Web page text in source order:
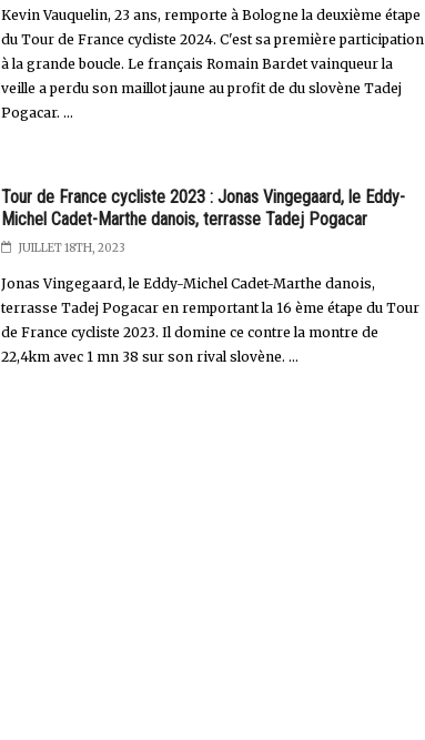
Kevin Vauquelin, 23 ans, remporte à Bologne la deuxième étape
du Tour de France cycliste 2024. C'est sa première participation
à la grande boucle. Le français Romain Bardet vainqueur la
veille a perdu son maillot jaune au profit de du slovène Tadej
Pogacar. ...
Tour de France cycliste 2023 : Jonas Vingegaard, le Eddy-
Michel Cadet-Marthe danois, terrasse Tadej Pogacar
JUILLET 18TH, 2023
Jonas Vingegaard, le Eddy-Michel Cadet-Marthe danois,
terrasse Tadej Pogacar en remportant la 16 ème étape du Tour
de France cycliste 2023. Il domine ce contre la montre de
22,4km avec 1 mn 38 sur son rival slovène. ...